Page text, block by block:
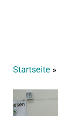
Startseite »